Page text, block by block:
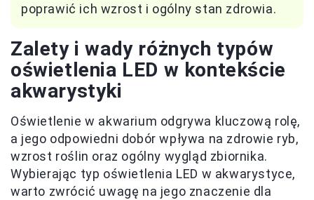
poprawić ich wzrost i ogólny stan zdrowia.
Zalety i wady różnych typów
oświetlenia LED w kontekście
akwarystyki
Oświetlenie w akwarium odgrywa kluczową rolę,
a jego odpowiedni dobór wpływa na zdrowie ryb,
wzrost roślin oraz ogólny wygląd zbiornika.
Wybierając typ oświetlenia LED w akwarystyce,
warto zwrócić uwagę na jego znaczenie dla